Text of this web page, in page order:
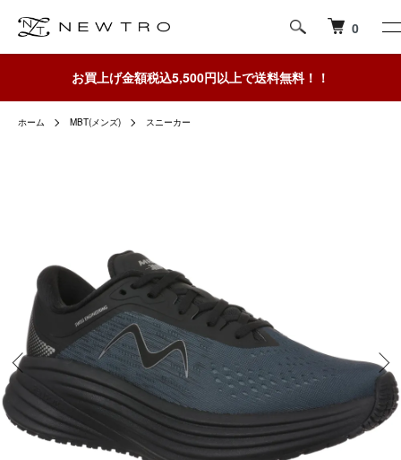
0
お買上げ金額税込5,500円以上で送料無料！！
ホーム MBT(メンズ) スニーカー